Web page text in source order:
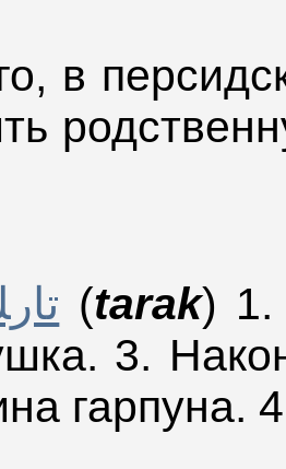
в
(tarak) 1.
3.
гарпуна.